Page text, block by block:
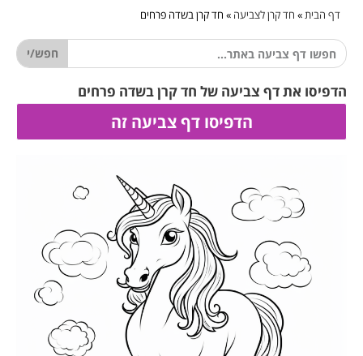
דף הבית» חד קרן לצביעה » חד קרן בשדה פרחים
חפש/י
הדפיסו את דף צביעה של חד קרן בשדה פרחים